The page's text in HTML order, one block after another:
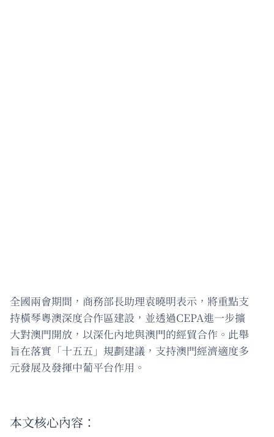
全國兩會期間，商務部長助理袁曉明表示，將重點支
持橫琴粵澳深度合作區建設，並透過CEPA進一步擴
大對澳門開放，以深化內地與澳門的經貿合作。此舉
旨在落實「十五五」規劃建議，支持澳門經濟適度多
元發展及發揮中葡平台作用。
本文核心內容：